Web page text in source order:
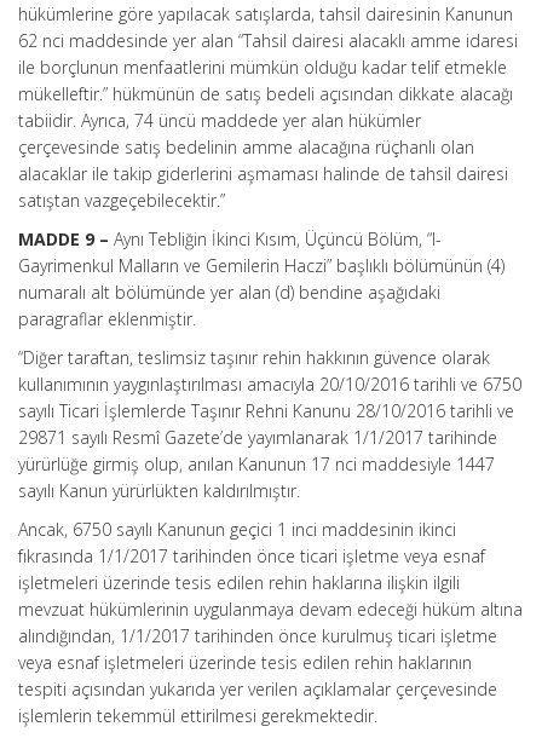
hükümlerine göre yapılacak satışlarda, tahsil dairesinin Kanunun
62 nci maddesinde yer alan “Tahsil dairesi alacaklı amme idaresi
ile borçlunun menfaatlerini mümkün olduğu kadar telif etmekle
mükelleftir.” hükmünün de satış bedeli açısından dikkate alacağı
tabiidir. Ayrıca, 74 üncü maddede yer alan hükümler
çerçevesinde satış bedelinin amme alacağına rüçhanlı olan
alacaklar ile takip giderlerini aşmaması halinde de tahsil dairesi
satıştan vazgeçebilecektir.”
MADDE 9 – Aynı Tebliğin İkinci Kısım, Üçüncü Bölüm, “I-
Gayrimenkul Malların ve Gemilerin Haczi” başlıklı bölümünün (4)
numaralı alt bölümünde yer alan (d) bendine aşağıdaki
paragraflar eklenmiştir.
“Diğer taraftan, teslimsiz taşınır rehin hakkının güvence olarak
kullanımının yaygınlaştırılması amacıyla 20/10/2016 tarihli ve 6750
sayılı Ticari İşlemlerde Taşınır Rehni Kanunu 28/10/2016 tarihli ve
29871 sayılı Resmî Gazete’de yayımlanarak 1/1/2017 tarihinde
yürürlüğe girmiş olup, anılan Kanunun 17 nci maddesiyle 1447
sayılı Kanun yürürlükten kaldırılmıştır.
Ancak, 6750 sayılı Kanunun geçici 1 inci maddesinin ikinci
fıkrasında 1/1/2017 tarihinden önce ticari işletme veya esnaf
işletmeleri üzerinde tesis edilen rehin haklarına ilişkin ilgili
mevzuat hükümlerinin uygulanmaya devam edeceği hüküm altına
alındığından, 1/1/2017 tarihinden önce kurulmuş ticari işletme
veya esnaf işletmeleri üzerinde tesis edilen rehin haklarının
tespiti açısından yukarıda yer verilen açıklamalar çerçevesinde
işlemlerin tekemmül ettirilmesi gerekmektedir.